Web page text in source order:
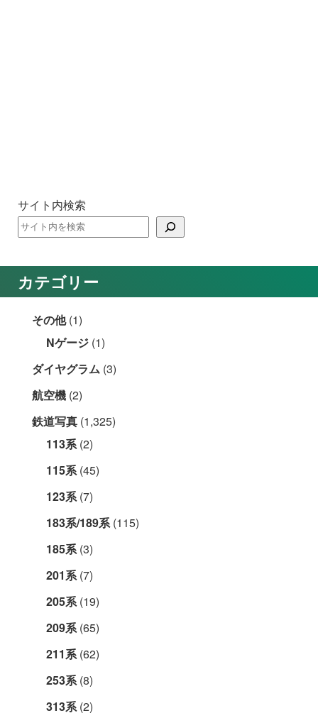
サイト内検索
カテゴリー
その他(1)
Nゲージ (1)
ダイヤグラム (3)
航空機 (2)
鉄道写真 (1,325)
113系(2)
115系(45)
123系(7)
183系/189系(115)
185系(3)
201系(7)
205系(19)
209系(65)
211系(62)
253系(8)
313系(2)